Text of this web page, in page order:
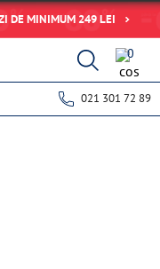
DE MINIMUM 249 LEI
0
021 301 72 89